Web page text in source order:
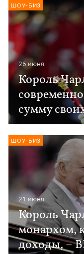
26 июня
Король
сумму
ШОУ-БИЗ
21 июня
Король
монархом,
доходы, –
ШОУ-БИЗ